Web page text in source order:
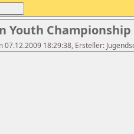
Youth Championship
18:29:38, Ersteller: